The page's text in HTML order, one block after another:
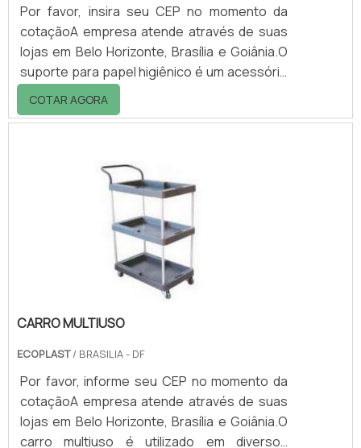
Por favor, insira seu CEP no momento da
cotaçãoA empresa atende através de suas
lojas em Belo Horizonte, Brasília e Goiânia.O
suporte para papel higiênico é um acessório
de suporte para acondicionamento de papel
higiênico intercalado, duas ou três dobras,
segundo, suporte para rolão.O suporte é
fixado em parede por meio de parafusos e
tem como principal característica a
possibilidade do uso racional do papel. Os
COTAR AGORA
CARRO MULTIUSO
ECOPLAST/ BRASILIA - DF
Por favor, informe seu CEP no momento da
cotaçãoA empresa atende através de suas
lojas em Belo Horizonte, Brasília e Goiânia.O
carro multiuso é utilizado em diversos